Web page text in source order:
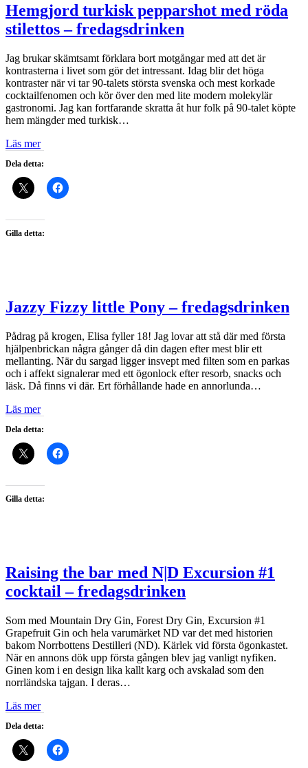
Hemgjord turkisk pepparshot med röda
stilettos – fredagsdrinken
Jag brukar skämtsamt förklara bort motgångar med att det är
kontrasterna i livet som gör det intressant. Idag blir det höga
kontraster när vi tar 90-talets största svenska och mest korkade
cocktailfenomen och kör över den med lite modern molekylär
gastronomi. Jag kan fortfarande skratta åt hur folk på 90-talet köpte
hem mängder med turkisk…
Läs mer
Dela detta:
Gilla detta:
Jazzy Fizzy little Pony – fredagsdrinken
Pådrag på krogen, Elisa fyller 18! Jag lovar att stå där med första
hjälpenbrickan några gånger då din dagen efter mest blir ett
mellanting. När du sargad ligger insvept med filten som en parkas
och i affekt signalerar med ett ögonlock efter resorb, snacks och
läsk. Då finns vi där. Ert förhållande hade en annorlunda…
Läs mer
Dela detta:
Gilla detta:
Raising the bar med N|D Excursion #1
cocktail – fredagsdrinken
Som med Mountain Dry Gin, Forest Dry Gin, Excursion #1
Grapefruit Gin och hela varumärket ND var det med historien
bakom Norrbottens Destilleri (ND). Kärlek vid första ögonkastet.
När en annons dök upp första gången blev jag vanligt nyfiken.
Ginen kom i en design lika kallt karg och avskalad som den
norrländska tajgan. I deras…
Läs mer
Dela detta: